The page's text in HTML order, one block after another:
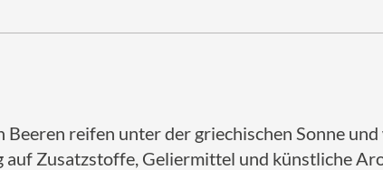
reifen unter der griechischen Sonne
Zusatzstoffe, Geliermittel und künstliche